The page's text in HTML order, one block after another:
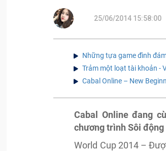
25/06/2014 15:58:00
Những tựa game đình
Trảm một loạt tài khoản -
Cabal Online – New
Cabal Online đang
chương trình Sôi
World Cup 2014 –